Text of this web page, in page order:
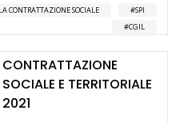
CONTRATTAZIONE SOCIALE
SPI
CGIL
CONTRATTAZIONE
SOCIALE E TERRITORIALE
2021